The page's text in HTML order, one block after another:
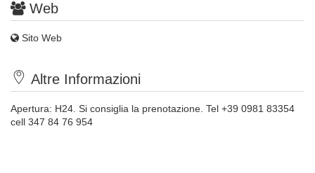
Web
Sito Web
Altre Informazioni
Apertura: H24. Si consiglia la prenotazione. Tel +39 0981 83354
cell 347 84 76 954